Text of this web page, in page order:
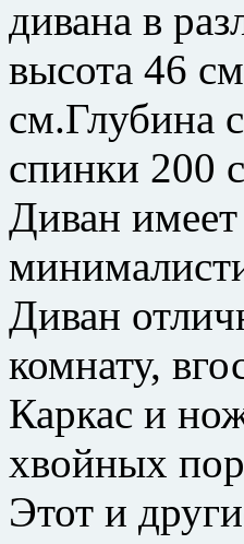
дивана в
высота 46
см.Глубина
спинки 200
Диван
Диван
комнату,
Каркас и
хвойных
Этот и